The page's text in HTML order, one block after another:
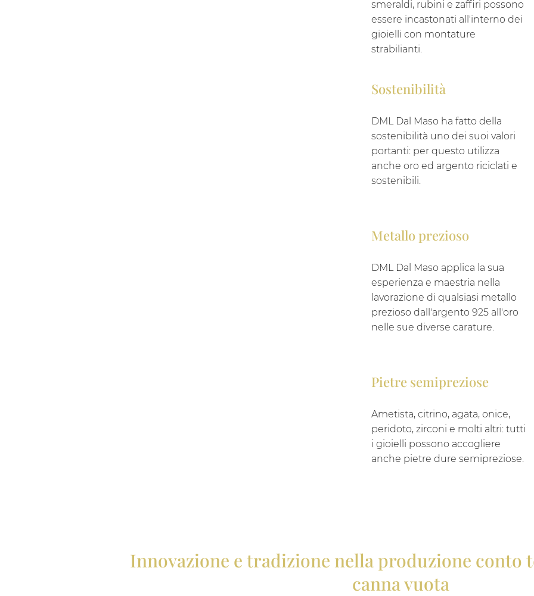
smeraldi, rubini e zaffiri possono
essere incastonati all'interno dei
gioielli con montature
strabilianti.
Sostenibilità
DML Dal Maso ha fatto della
sostenibilità uno dei suoi valori
portanti: per questo utilizza
anche oro ed argento riciclati e
sostenibili.
Metallo prezioso
DML Dal Maso applica la sua
esperienza e maestria nella
lavorazione di qualsiasi metallo
prezioso dall'argento 925 all'oro
nelle sue diverse carature.
Pietre semipreziose
Ametista, citrino, agata, onice,
peridoto, zirconi e molti altri: tutti
i gioielli possono accogliere
anche pietre dure semipreziose.
Innovazione e tradizione nella produzione conto
canna vuota